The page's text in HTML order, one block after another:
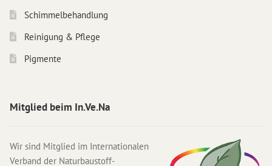
Schimmelbehandlung
Reinigung & Pflege
Pigmente
Mitglied beim In.Ve.Na
Wir sind Mitglied im Internationalen
Verband der Naturbaustoff-